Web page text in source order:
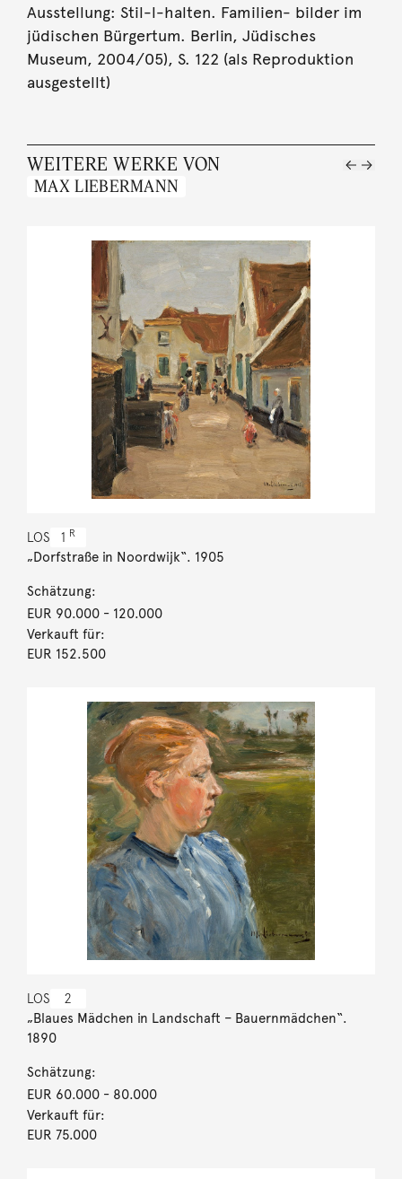
Ausstellung: Stil-l-halten. Familien- bilder im
jüdischen Bürgertum. Berlin, Jüdisches
Museum, 2004/05), S. 122 (als Reproduktion
ausgestellt)
WEITERE WERKE VON
MAX LIEBERMANN
LOS 1 R
„Dorfstraße in Noordwijk“. 1905
Schätzung:
EUR 90.000- 120.000
Verkauft für:
EUR 152.500
LOS 2
„Blaues Mädchen in Landschaft – Bauernmädchen“.
1890
Schätzung:
EUR 60.000- 80.000
Verkauft für:
EUR 75.000